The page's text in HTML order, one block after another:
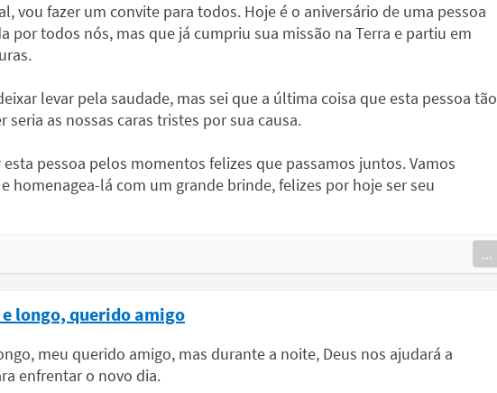
vou fazer um convite para todos. Hoje é o aniversário de uma pessoa
por todos nós, mas que já cumpriu sua missão na Terra e partiu em
levar pela saudade, mas sei que a última coisa que esta pessoa tão
seria as nossas caras tristes por sua causa.
pessoa pelos momentos felizes que passamos juntos. Vamos
homenagea-lá com um grande brinde, felizes por hoje ser seu
...
longo, querido amigo
meu querido amigo, mas durante a noite, Deus nos ajudará a
enfrentar o novo dia.